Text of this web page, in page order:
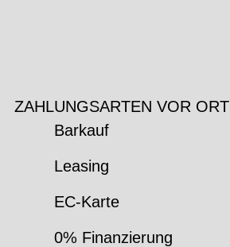
ZAHLUNGSARTEN VOR ORT
Barkauf
Leasing
EC-Karte
0% Finanzierung